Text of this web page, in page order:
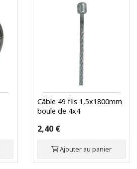
Câble 49 fils 1,5x1800mm
boule de 4x4
2,40 €
Ajouter au panier